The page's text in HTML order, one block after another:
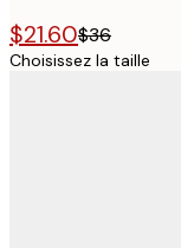
$21.60$36
Choisissez la taille